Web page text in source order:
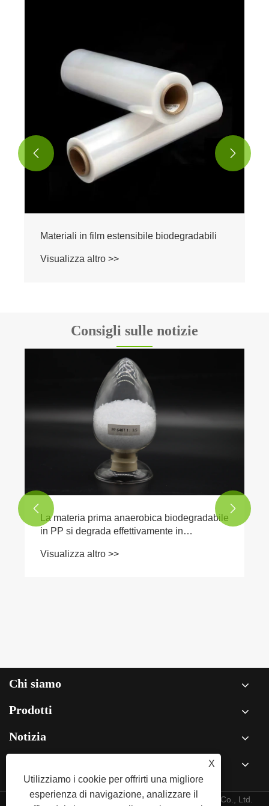
Materiali in film estensibile biodegradabili
Visualizza altro >>
 
Consigli sulle notizie
La materia prima anaerobica biodegradabile
in PP si degrada effettivamente in
è ancora stata dimostrata?
Visualizza altro >>
 
Chi siamo
Prodotti
Notizia
Copyright © 2026 GP Materials Technology (Jiangsu) Co., Ltd.
X
Utilizziamo i cookie per offrirti una migliore
esperienza di navigazione, analizzare il